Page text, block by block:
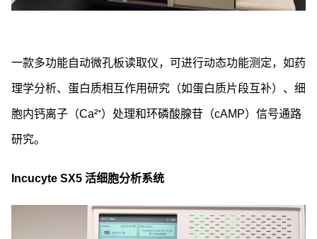
一款多功能自动微孔板读取仪，可进行动态功能测定，如药
理学分析、蛋白质相互作用研究（如蛋白质片段互补）、细
胞内钙离子（Ca²⁺）处理和环磷酸腺苷（cAMP）信号通路
研究。
Incucyte SX5 活细胞分析系统